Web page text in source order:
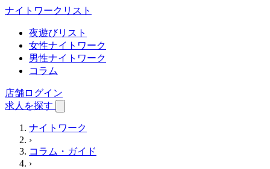
ナイトワーク リスト
夜遊びリスト
女性ナイトワーク
男性ナイトワーク
コラム
店舗ログイン
求人を探す
ナイトワーク
›
コラム・ガイド
›